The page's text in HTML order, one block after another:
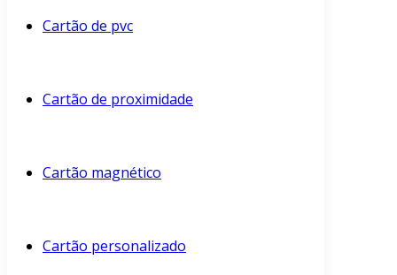
Cartão de pvc
Cartão de proximidade
Cartão magnético
Cartão personalizado